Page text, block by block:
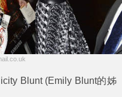
Blunt (Emily Blunt的姊